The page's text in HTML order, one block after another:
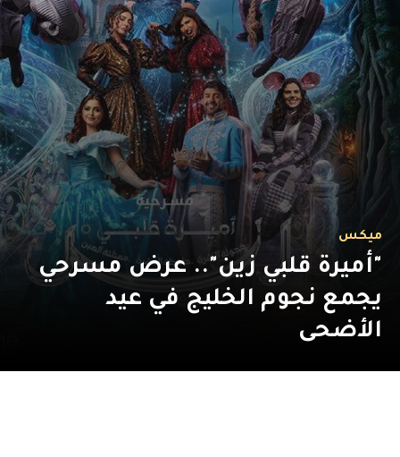
ميكس
"أميرة قلبي زين".. عرض مسرحي
يجمع نجوم الخليج في عيد
الأضحى